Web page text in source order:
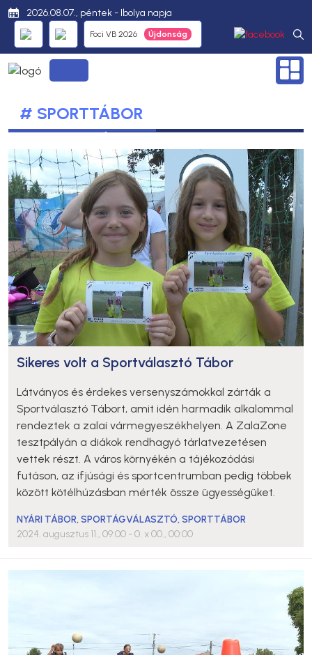
2026.08.07., péntek - Ibolya napja
Foci VB 2026
# SPORTTÁBOR
Sikeres volt a Sportválasztó Tábor
Látványos és érdekes versenyszámokkal zárták a
Sportválasztó Tábort, amit idén harmadik alkalommal
rendeztek a zalai vármegyeszékhelyen. A ZalaZone
tesztpályán a diákok rendhagyó tárlatvezetésen
vettek részt. A város környékén a tájékozódási
futáson, az ifjúsági és sportcentrumban pedig többek
között kötélhúzásban mérték össze ügyességüket.
NYÁRI TÁBOR,SPORTÁGVÁLASZTÓ,SPORTTÁBOR
2024. augusztus 11., 09:00 - 0. x 00., 00:00